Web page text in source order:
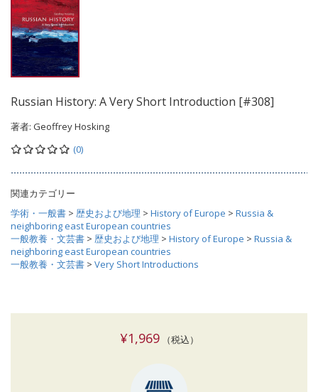
Russian History: A Very Short Introduction [#308]
著者: Geoffrey Hosking
(0)
関連カテゴリー
学術・一般書 > 歴史および地理 > History of Europe > Russia &
neighboring east European countries
一般教養・文芸書 > 歴史および地理 > History of Europe > Russia &
neighboring east European countries
一般教養・文芸書 > Very Short Introductions
¥1,969（税込）